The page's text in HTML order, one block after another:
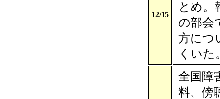
12/15
とめ。
の部会
方につ
くいた
全国障
料、傍